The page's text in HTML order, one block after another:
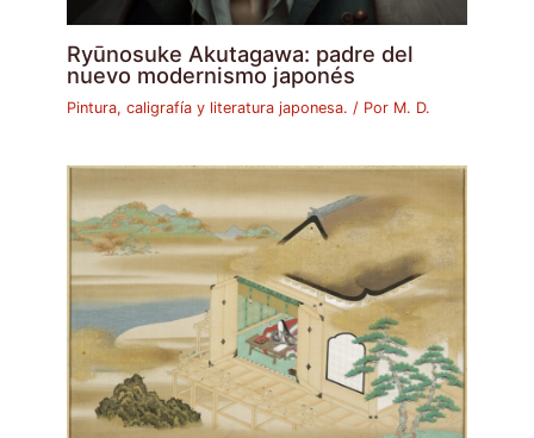
Ryūnosuke Akutagawa: padre del
nuevo modernismo japonés
Pintura, caligrafía y literatura japonesa. / Por M. D.